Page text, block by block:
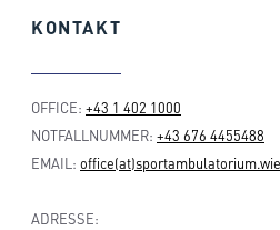
KONTAKT
OFFICE: +43 1 402 1000
NOTFALLNUMMER: +43 676 4455488
EMAIL:
ADRESSE: